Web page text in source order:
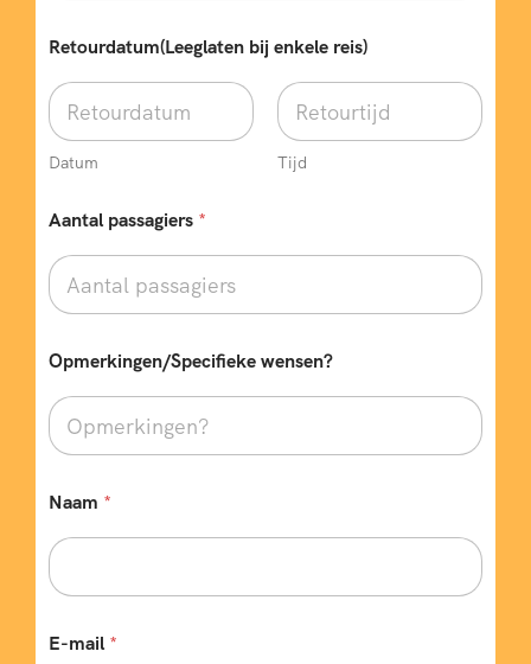
N
e
t
N
a
m
b
u
s
Retourdatum(Leeglaten bij enkele reis)
Datum Tijd
Aantal passagiers *
Opmerkingen/Specifieke wensen?
Naam *
E-mail *